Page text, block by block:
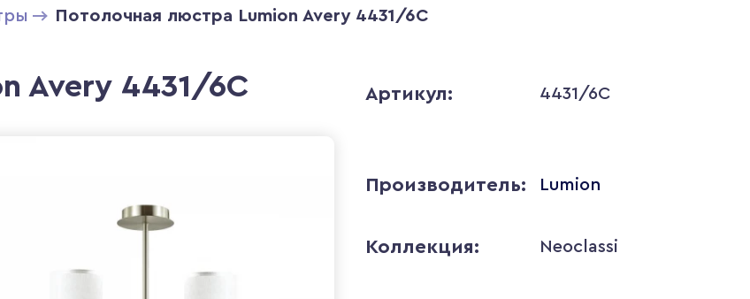
Потолочная люстра Lumion Avery 4431/6C
Avery 4431/6C Артикул: 4431/6C
Производитель: Lumion
Коллекция: Neoclassi